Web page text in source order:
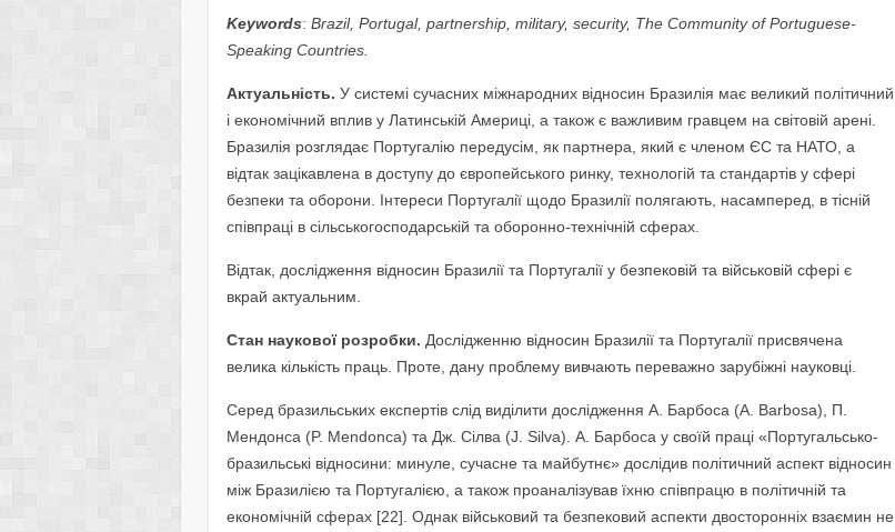
Keywords:Brazil, Portugal, partnership, military, security, The Community of Portuguese-
Speaking Countries.
Актуальність. У системі сучасних міжнародних відносин Бразилія має великий політичний
і економічний вплив у Латинській Америці, а також є важливим гравцем на світовій арені.
Бразилія розглядає Португалію передусім, як партнера, який є членом ЄС та НАТО, а
відтак зацікавлена в доступу до європейського ринку, технологій та стандартів у сфері
безпеки та оборони. Інтереси Португалії щодо Бразилії полягають, насамперед, в тісній
співпраці в сільськогосподарській та оборонно-технічній сферах.
Відтак, дослідження відносин Бразилії та Португалії у безпековій та військовій сфері є
вкрай актуальним.
Стан наукової розробки. Дослідженню відносин Бразилії та Португалії присвячена
велика кількість праць. Проте, дану проблему вивчають переважно зарубіжні науковці.
Серед бразильських експертів слід виділити дослідження А. Барбоса (A. Barbosa), П.
Мендонса (P. Mendonca) та Дж. Сілва (J. Silva). А. Барбоса у своїй праці «Португальсько-
бразильські відносини: минуле, сучасне та майбутнє» дослідив політичний аспект відносин
між Бразилією та Португалією, а також проаналізував їхню співпрацю в політичній та
економічній сферах [22]. Однак військовий та безпековий аспекти двосторонніх взаємин не